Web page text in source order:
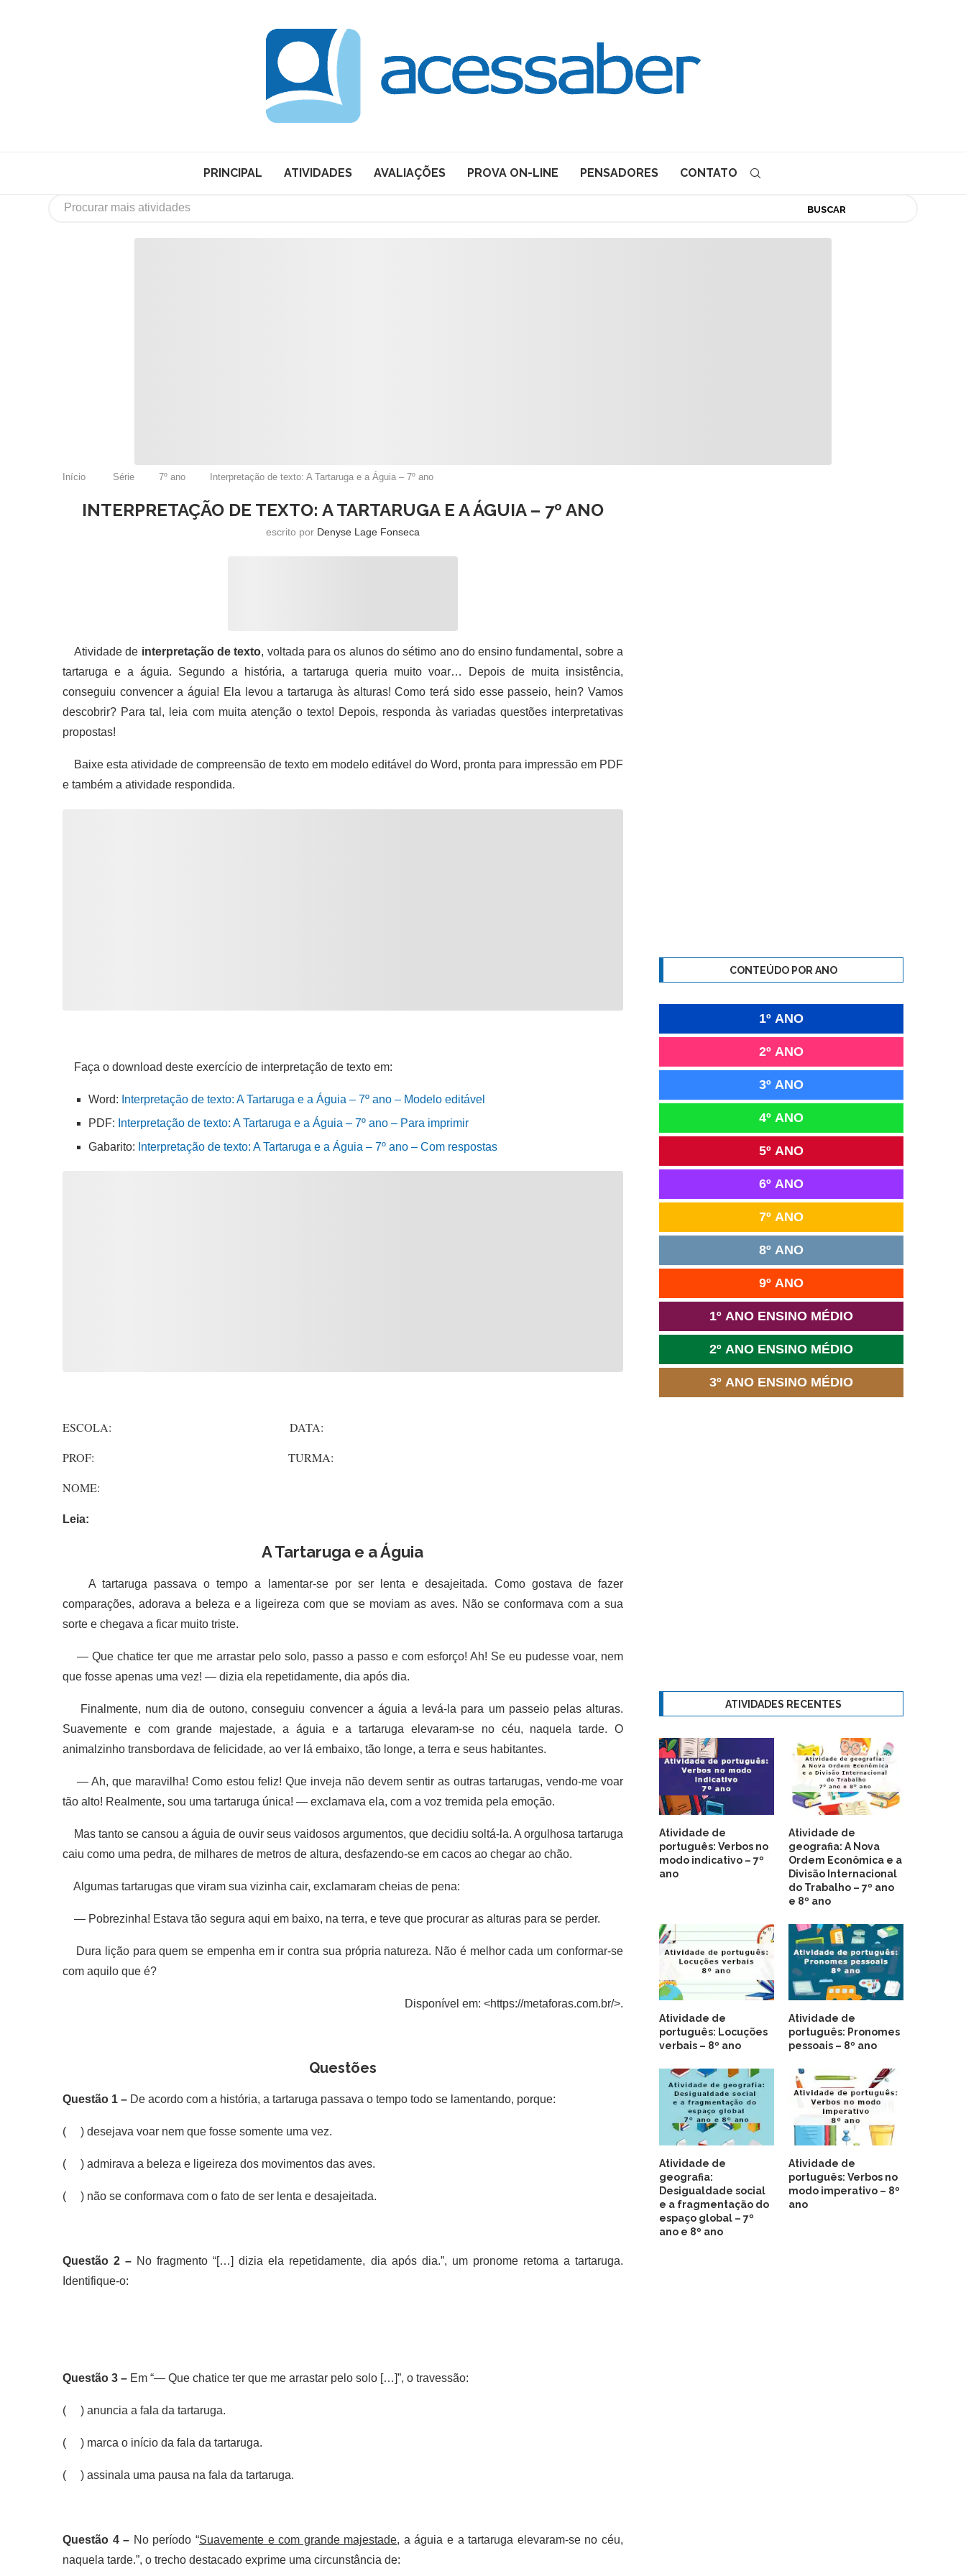
PRINCIPAL ATIVIDADES AVALIAÇÕES PROVA ON-LINE PENSADORES CONTATO
BUSCAR
Início Série 7º ano Interpretação de texto: A Tartaruga e a Águia – 7º ano
INTERPRETAÇÃO DE TEXTO: A TARTARUGA E A ÁGUIA – 7º ANO
escrito por Denyse Lage Fonseca
Atividade de interpretação de texto, voltada para os alunos do sétimo ano do ensino fundamental, sobre a
tartaruga e a águia. Segundo a história, a tartaruga queria muito voar… Depois de muita insistência,
conseguiu convencer a águia! Ela levou a tartaruga às alturas! Como terá sido esse passeio, hein? Vamos
descobrir? Para tal, leia com muita atenção o texto! Depois, responda às variadas questões interpretativas
propostas!
Baixe esta atividade de compreensão de texto em modelo editável do Word, pronta para impressão em PDF
e também a atividade respondida.
Faça o download deste exercício de interpretação de texto em:
Word: Interpretação de texto: A Tartaruga e a Águia – 7º ano – Modelo editável
PDF: Interpretação de texto: A Tartaruga e a Águia – 7º ano – Para imprimir
Gabarito: Interpretação de texto: A Tartaruga e a Águia – 7º ano – Com respostas
ESCOLA: DATA:
PROF: TURMA:
NOME:
Leia:
A Tartaruga e a Águia
A tartaruga passava o tempo a lamentar-se por ser lenta e desajeitada. Como gostava de fazer
comparações, adorava a beleza e a ligeireza com que se moviam as aves. Não se conformava com a sua
sorte e chegava a ficar muito triste.
— Que chatice ter que me arrastar pelo solo, passo a passo e com esforço! Ah! Se eu pudesse voar, nem
que fosse apenas uma vez! — dizia ela repetidamente, dia após dia.
Finalmente, num dia de outono, conseguiu convencer a águia a levá-la para um passeio pelas alturas.
Suavemente e com grande majestade, a águia e a tartaruga elevaram-se no céu, naquela tarde. O
animalzinho transbordava de felicidade, ao ver lá embaixo, tão longe, a terra e seus habitantes.
— Ah, que maravilha! Como estou feliz! Que inveja não devem sentir as outras tartarugas, vendo-me voar
tão alto! Realmente, sou uma tartaruga única! — exclamava ela, com a voz tremida pela emoção.
Mas tanto se cansou a águia de ouvir seus vaidosos argumentos, que decidiu soltá-la. A orgulhosa tartaruga
caiu como uma pedra, de milhares de metros de altura, desfazendo-se em cacos ao chegar ao chão.
Algumas tartarugas que viram sua vizinha cair, exclamaram cheias de pena:
— Pobrezinha! Estava tão segura aqui em baixo, na terra, e teve que procurar as alturas para se perder.
Dura lição para quem se empenha em ir contra sua própria natureza. Não é melhor cada um conformar-se
com aquilo que é?
Disponível em: <https://metaforas.com.br/>.
Questões
Questão 1 – De acordo com a história, a tartaruga passava o tempo todo se lamentando, porque:
( ) desejava voar nem que fosse somente uma vez.
( ) admirava a beleza e ligeireza dos movimentos das aves.
( ) não se conformava com o fato de ser lenta e desajeitada.
Questão 2 – No fragmento “[…] dizia ela repetidamente, dia após dia.”, um pronome retoma a tartaruga.
Identifique-o:
Questão 3 – Em “— Que chatice ter que me arrastar pelo solo […]”, o travessão:
( ) anuncia a fala da tartaruga.
( ) marca o início da fala da tartaruga.
( ) assinala uma pausa na fala da tartaruga.
Questão 4 – No período “Suavemente e com grande majestade, a águia e a tartaruga elevaram-se no céu,
naquela tarde.”, o trecho destacado exprime uma circunstância de:
CONTEÚDO POR ANO
1º ANO
2º ANO
3º ANO
4º ANO
5º ANO
6º ANO
7º ANO
8º ANO
9º ANO
1º ANO ENSINO MÉDIO
2º ANO ENSINO MÉDIO
3º ANO ENSINO MÉDIO
ATIVIDADES RECENTES
Atividade de
português: Verbos no
modo indicativo – 7º
ano
Atividade de
geografia: A Nova
Ordem Econômica e a
Divisão Internacional
do Trabalho – 7º ano
e 8º ano
Atividade de
português: Locuções
verbais – 8º ano
Atividade de
português: Pronomes
pessoais – 8º ano
Atividade de
geografia:
Desigualdade social
e a fragmentação do
espaço global – 7º
ano e 8º ano
Atividade de
português: Verbos no
modo imperativo – 8º
ano